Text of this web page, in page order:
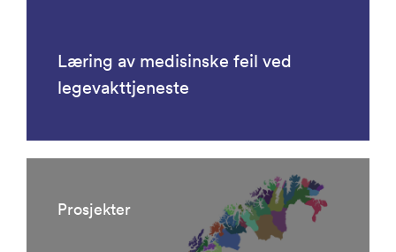
Læring av medisinske feil ved
legevakttjeneste
Prosjekter